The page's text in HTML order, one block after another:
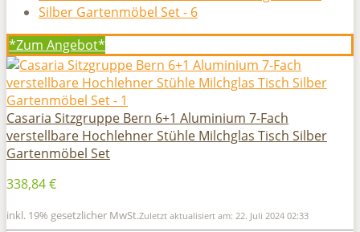
*Zum Angebot*
Casaria Sitzgruppe Bern 6+1 Aluminium 7-Fach
verstellbare Hochlehner Stühle Milchglas Tisch Silber
Gartenmöbel Set
338,84 €
inkl. 19% gesetzlicher MwSt.Zuletzt aktualisiert am: 22. Juli 2024 02:33